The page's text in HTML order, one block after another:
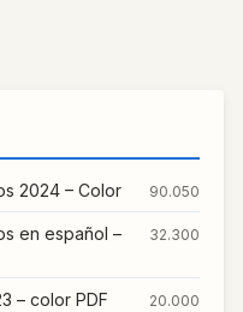
2024 – Color 90.050
en español –
32.300
– color PDF 20.000